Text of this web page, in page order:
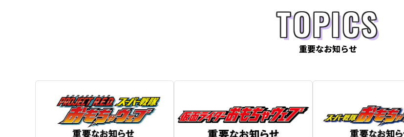
TOPICS
重要なお知らせ